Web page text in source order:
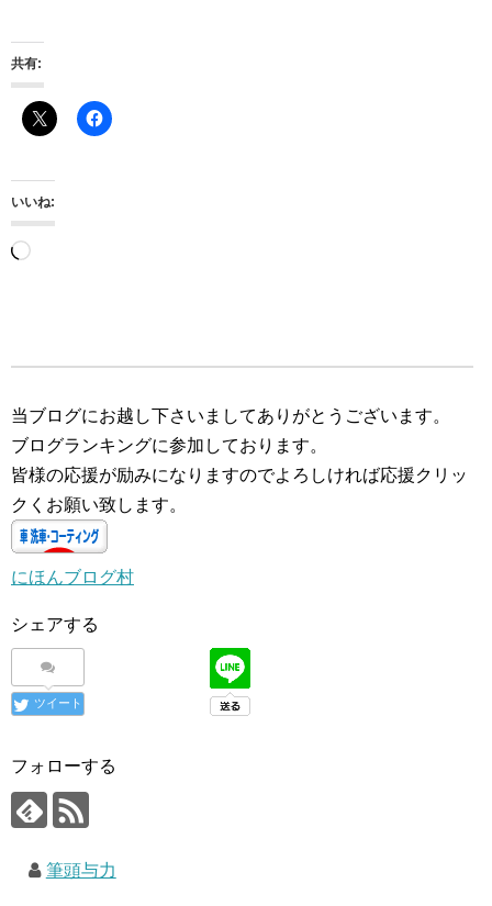
共有:
いいね:
読
中…
当ブログにお越し下さいましてありがとうございます。
ブログランキングに参加しております。
皆様の応援が励みになりますのでよろしければ応援クリッ
クくお願い致します。
にほんブログ村
シェアする
ツイート
フォローする
筆頭与力